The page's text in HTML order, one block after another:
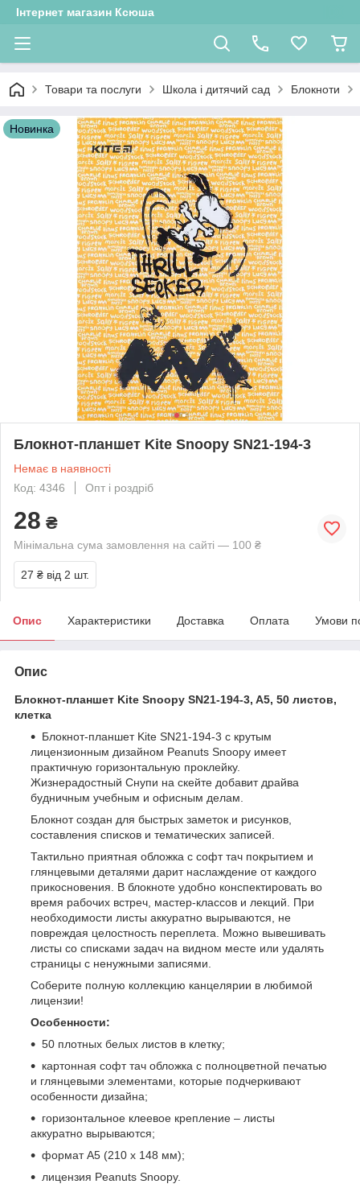
Інтернет магазин Ксюша
Товари та послуги Школа і дитячий сад Блокноти
Новинка
Блокнот-планшет Kite Snoopy SN21-194-3
Немає в наявності
Код: 4346
Опт і роздріб
28 ₴
Мінімальна сума замовлення на сайті — 100 ₴
27 ₴ від 2 шт.
Опис Характеристики Доставка Оплата Умови
Опис
Блокнот-планшет Kite Snoopy SN21-194-3, A5, 50 листов,
клетка
Блокнот-планшет Kite SN21-194-3 с крутым
лицензионным дизайном Peanuts Snoopy имеет
практичную горизонтальную проклейку.
Жизнерадостный Снупи на скейте добавит драйва
будничным учебным и офисным делам.
Блокнот создан для быстрых заметок и рисунков,
составления списков и тематических записей.
Тактильно приятная обложка с софт тач покрытием и
глянцевыми деталями дарит наслаждение от каждого
прикосновения. В блокноте удобно конспектировать во
время рабочих встреч, мастер-классов и лекций. При
необходимости листы аккуратно вырываются, не
повреждая целостность переплета. Можно вывешивать
листы со списками задач на видном месте или удалять
страницы с ненужными записями.
Соберите полную коллекцию канцелярии в любимой
лицензии!
Особенности:
50 плотных белых листов в клетку;
картонная софт тач обложка с полноцветной печатью
и глянцевыми элементами, которые подчеркивают
особенности дизайна;
горизонтальное клеевое крепление – листы
аккуратно вырываются;
формат А5 (210 х 148 мм);
лицензия Peanuts Snoopy.